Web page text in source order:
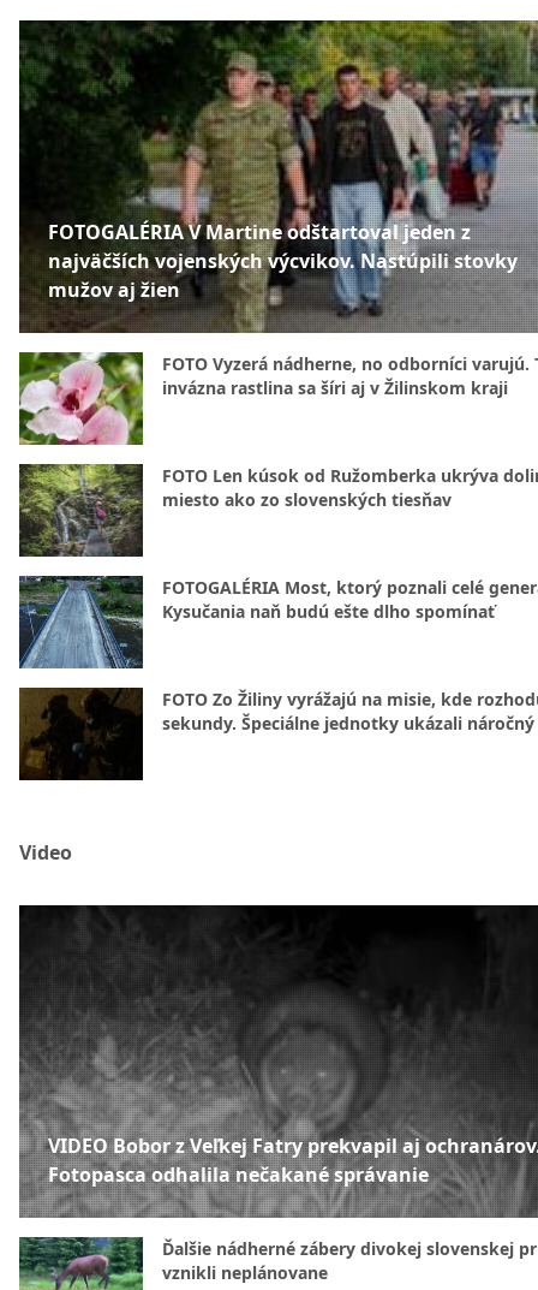
FOTOGALÉRIA V Martine odštartoval jeden z
najväčších vojenských výcvikov. Nastúpili stovky
mužov aj žien
FOTO Vyzerá nádherne, no odborníci varujú.
invázna rastlina sa šíri aj v Žilinskom kraji
FOTO Len kúsok od Ružomberka ukrýva
miesto ako zo slovenských tiesňav
FOTOGALÉRIA Most, ktorý poznali celé
Kysučania naň budú ešte dlho spomínať
FOTO Zo Žiliny vyrážajú na misie, kde
sekundy. Špeciálne jednotky ukázali
Video
VIDEO Bobor z Veľkej Fatry prekvapil aj
Fotopasca odhalila nečakané správanie
Ďalšie nádherné zábery divokej slovenskej
vznikli neplánovane